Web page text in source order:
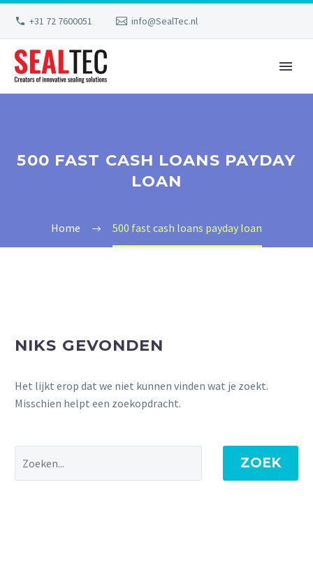
+31 72 7600051 info@SealTec.nl
500 FAST CASH LOANS PAYDAY
LOAN
Home 500 fast cash loans payday loan
NIKS GEVONDEN
Het lijkt erop dat we niet kunnen vinden wat je zoekt.
Misschien helpt een zoekopdracht.
ZOEK